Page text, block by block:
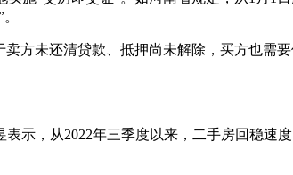
未还清贷款、抵押尚未解除，买方也需
，从2022年三季度以来，二手房回稳速